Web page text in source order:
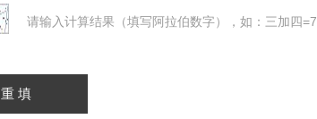
请输入计算结果（填写阿拉伯数字），如：三加四=7